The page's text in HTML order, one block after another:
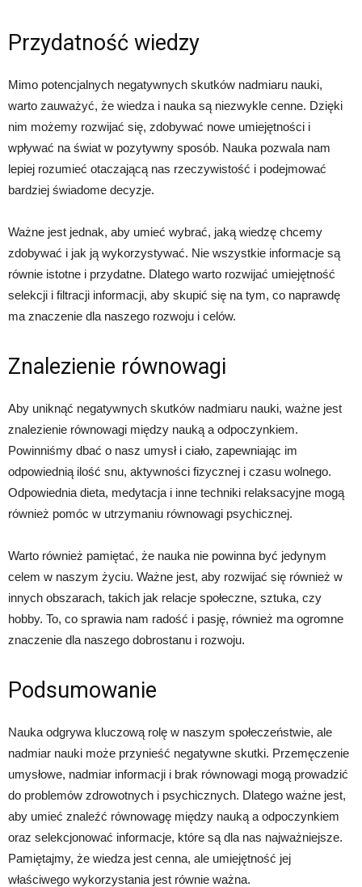
Przydatność wiedzy
Mimo potencjalnych negatywnych skutków nadmiaru nauki,
warto zauważyć, że wiedza i nauka są niezwykle cenne. Dzięki
nim możemy rozwijać się, zdobywać nowe umiejętności i
wpływać na świat w pozytywny sposób. Nauka pozwala nam
lepiej rozumieć otaczającą nas rzeczywistość i podejmować
bardziej świadome decyzje.
Ważne jest jednak, aby umieć wybrać, jaką wiedzę chcemy
zdobywać i jak ją wykorzystywać. Nie wszystkie informacje są
równie istotne i przydatne. Dlatego warto rozwijać umiejętność
selekcji i filtracji informacji, aby skupić się na tym, co naprawdę
ma znaczenie dla naszego rozwoju i celów.
Znalezienie równowagi
Aby uniknąć negatywnych skutków nadmiaru nauki, ważne jest
znalezienie równowagi między nauką a odpoczynkiem.
Powinniśmy dbać o nasz umysł i ciało, zapewniając im
odpowiednią ilość snu, aktywności fizycznej i czasu wolnego.
Odpowiednia dieta, medytacja i inne techniki relaksacyjne mogą
również pomóc w utrzymaniu równowagi psychicznej.
Warto również pamiętać, że nauka nie powinna być jedynym
celem w naszym życiu. Ważne jest, aby rozwijać się również w
innych obszarach, takich jak relacje społeczne, sztuka, czy
hobby. To, co sprawia nam radość i pasję, również ma ogromne
znaczenie dla naszego dobrostanu i rozwoju.
Podsumowanie
Nauka odgrywa kluczową rolę w naszym społeczeństwie, ale
nadmiar nauki może przynieść negatywne skutki. Przemęczenie
umysłowe, nadmiar informacji i brak równowagi mogą prowadzić
do problemów zdrowotnych i psychicznych. Dlatego ważne jest,
aby umieć znaleźć równowagę między nauką a odpoczynkiem
oraz selekcjonować informacje, które są dla nas najważniejsze.
Pamiętajmy, że wiedza jest cenna, ale umiejętność jej
właściwego wykorzystania jest równie ważna.